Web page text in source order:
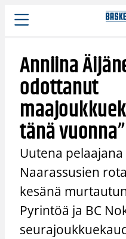
Siirry
sisältöön
Anniina
odottanut
tänä vuonna”
Uutena
Naarassusien
kesänä
Pyrintöä ja BC